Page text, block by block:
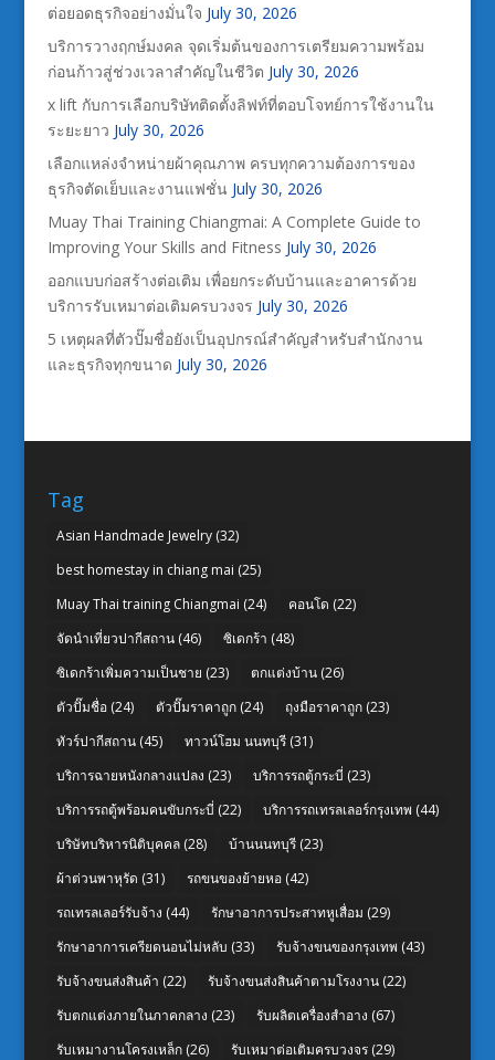
ต่อยอดธุรกิจอย่างมั่นใจ July 30, 2026
บริการวางฤกษ์มงคล จุดเริ่มต้นของการเตรียมความพร้อม
ก่อนก้าวสู่ช่วงเวลาสำคัญในชีวิต July 30, 2026
x lift กับการเลือกบริษัทติดตั้งลิฟท์ที่ตอบโจทย์การใช้งานใน
ระยะยาว July 30, 2026
เลือกแหล่งจำหน่ายผ้าคุณภาพ ครบทุกความต้องการของ
ธุรกิจตัดเย็บและงานแฟชั่น July 30, 2026
Muay Thai Training Chiangmai: A Complete Guide to
Improving Your Skills and Fitness July 30, 2026
ออกแบบก่อสร้างต่อเติม เพื่อยกระดับบ้านและอาคารด้วย
บริการรับเหมาต่อเติมครบวงจร July 30, 2026
5 เหตุผลที่ตัวปั๊มชื่อยังเป็นอุปกรณ์สำคัญสำหรับสำนักงาน
และธุรกิจทุกขนาด July 30, 2026
Tag
Asian Handmade Jewelry(32)
best homestay in chiang mai (25)
Muay Thai training Chiangmai (24) คอนโด (22)
จัดนำเที่ยวปากีสถาน(46) ซิเดกร้า (48)
ซิเดกร้าเพิ่มความเป็นชาย (23) ตกแต่งบ้าน(26)
ตัวปั๊มชื่อ(24) ตัวปั๊มราคาถูก(24) ถุงมือราคาถูก(23)
ทัวร์ปากีสถาน(45) ทาวน์โฮม นนทบุรี(31)
บริการฉายหนังกลางแปลง (23) บริการรถตู้กระบี่ (23)
บริการรถตู้พร้อมคนขับกระบี่ (22) บริการรถเทรลเลอร์กรุงเทพ (44)
บริษัทบริหารนิติบุคคล(28) บ้านนนทบุรี(23)
ผ้าต่วนพาหุรัด (31) รถขนของย้ายหอ(42)
รถเทรลเลอร์รับจ้าง (44) รักษาอาการประสาทหูเสื่อม (29)
รักษาอาการเครียดนอนไม่หลับ (33) รับจ้างขนของกรุงเทพ (43)
รับจ้างขนส่งสินค้า (22) รับจ้างขนส่งสินค้าตามโรงงาน(22)
รับตกแต่งภายในภาคกลาง (23) รับผลิตเครื่องสำอาง (67)
รับเหมางานโครงเหล็ก(26) รับเหมาต่อเติมครบวงจร(29)